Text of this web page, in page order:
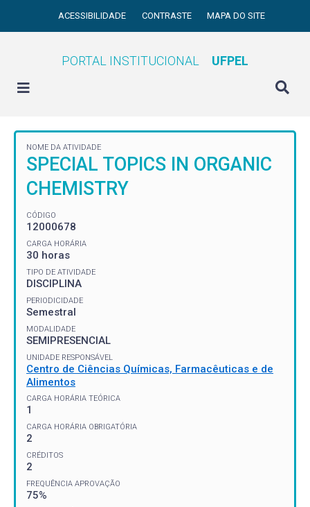
ACESSIBILIDADE CONTRASTE MAPA DO SITE
PORTAL INSTITUCIONAL UFPEL
NOME DA ATIVIDADE
SPECIAL TOPICS IN ORGANIC
CHEMISTRY
CÓDIGO
12000678
CARGA HORÁRIA
30 horas
TIPO DE ATIVIDADE
DISCIPLINA
PERIODICIDADE
Semestral
MODALIDADE
SEMIPRESENCIAL
UNIDADE RESPONSÁVEL
Centro de Ciências Químicas, Farmacêuticas e de
Alimentos
CARGA HORÁRIA TEÓRICA
1
CARGA HORÁRIA OBRIGATÓRIA
2
CRÉDITOS
2
FREQUÊNCIA APROVAÇÃO
75%